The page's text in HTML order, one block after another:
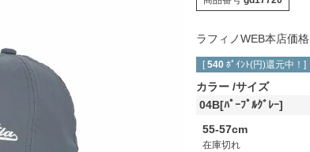
ラフィノWEB本店価格
[ 540 ﾎﾟｲﾝﾄ(円)還元中！]
カラー サイズ
04B[ﾊﾟｰﾌﾟﾙｸﾞﾚｰ]
55-57cm
在庫切れ